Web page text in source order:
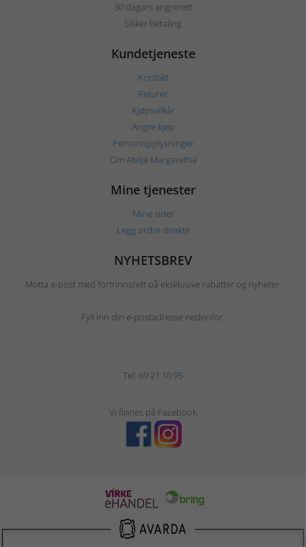
30 dagars angrerett
Sikker betaling
Kundetjeneste
Kontakt
Returer
Kjøpsvilkår
Angre kjøp
Personopplysninger
Om Ateljé Margaretha
Mine tjenester
Mine sider
Legg ordre direkte
NYHETSBREV
Motta e-post med fortrinnsrett på eksklusive rabatter og nyheter.
Fyll inn din e-postadresse nedenfor.
Tel: 69 21 10 95
Vi finnes på Facebook